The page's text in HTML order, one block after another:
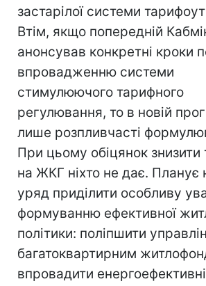
застарілої системи
Втім, якщо попередній
анонсував конкретні кроки
впровадженню системи
стимулюючого тарифного
регулювання, то в новій
лише розпливчасті
При цьому обіцянок знизити
на ЖКГ ніхто не дає. Планує
уряд приділити особливу
формуванню ефективної
політики: поліпшити
багатоквартирним
впровадити енергоефективні